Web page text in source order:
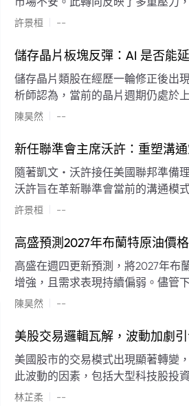
素限制了聯準會實施降息或激進縮
許景桓 --
儲存晶片板塊反彈：AI 是否能
儲存晶片類股在經歷一輪修正後出
析師認為，當前的晶片週期仍處於
限的支撐下，價格預期將持續走高。
陳昊然 --
新任聯準會主席沃許：重塑溝
隨著凱文・沃許接任美國聯邦準備
沃許旨在革新聯準會當前的溝通模
計畫重塑政策預期的發布方式及其
許景桓 --
高盛預測2027年布蘭特原油價
高盛在週四更新預測，將2027年布
增強，且需求表現持續偏弱。儘管
蘭特原油均價為每桶90美元。該行
其影響低於預期，二季度的全球供
口受阻持續，2026年底油價可能升
若供應快速恢復且需求進一步走弱
美元。
陳昊然 --
美股交易邏輯瓦解，波動加劇
美國股市的交易模式出現顯著轉變
此波動的因素，包括大型科技股投
矛盾信號。專家意見顯示，雙向交
林芷柔 --